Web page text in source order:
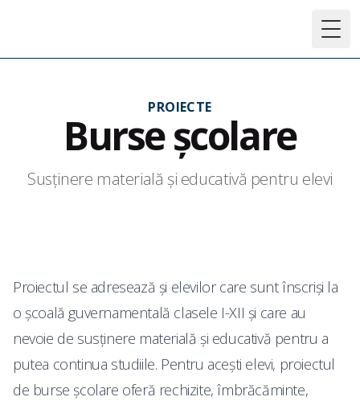
PROIECTE
Burse şcolare
Susţinere materială şi educativă pentru elevi
Proiectul se adresează şi elevilor care sunt înscrişi la
o şcoală guvernamentală clasele I-XII şi care au
nevoie de susţinere materială şi educativă pentru a
putea continua studiile. Pentru aceşti elevi, proiectul
de burse şcolare oferă rechizite, îmbrăcăminte,